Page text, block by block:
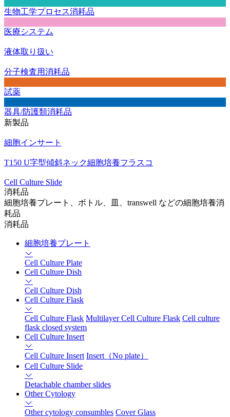
生物工学プロセス消耗品
医療システム
液体取り扱い
分子検査用消耗品
試薬
器具/防護類消耗品
新製品
細胞インサート
T150 U字型傾斜ネック細胞培養フラスコ
Cell Culture Slide
消耗品
細胞培養プレート、ボトル、皿、transwell などの細胞培養消
耗品
消耗品
細胞培養プレート
Cell Culture Plate
Cell Culture Dish
Cell Culture Dish
Cell Culture Flask
Cell Culture Flask Multilayer Cell Culture Flask Cell culture
flask closed system
Cell Culture Insert
Cell Culture Insert Insert（No plate）
Cell Culture Slide
Detachable chamber slides
Other Cytology
Other cytology consumbles Cover Glass